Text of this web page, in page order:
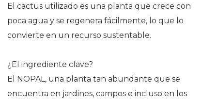
El cactus utilizado es una planta que crece con
poca agua y se regenera fácilmente, lo que lo
convierte en un recurso sustentable.
¿El ingrediente clave?
El NOPAL, una planta tan abundante que se
encuentra en jardines, campos e incluso en los